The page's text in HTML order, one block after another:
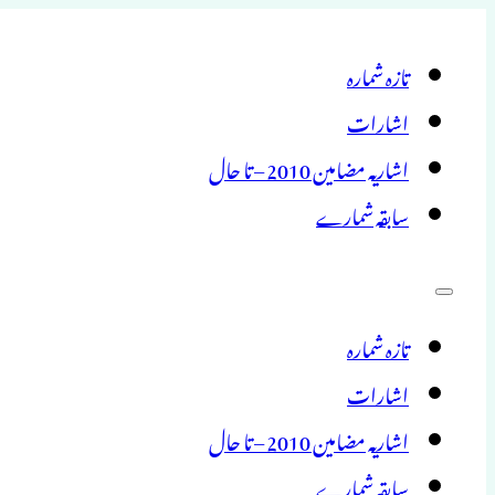
تازہ شمارہ
اشارات
اشاریہ مضامین 2010 – تا حال
سابقہ شمارے
تازہ شمارہ
اشارات
اشاریہ مضامین 2010 – تا حال
سابقہ شمارے